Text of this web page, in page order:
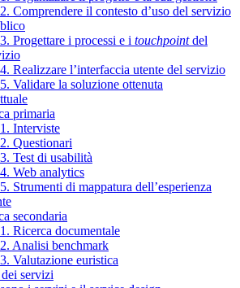
Comprendere il contesto d’uso del servizio
Progettare i processi e i touchpointdel
Realizzare l’interfaccia utente del servizio
Validare la soluzione ottenuta
primaria
Interviste
Questionari
Test di usabilità
Web analytics
Strumenti di mappatura dell’esperienza
secondaria
Ricerca documentale
Analisi benchmark
Valutazione euristica
servizi